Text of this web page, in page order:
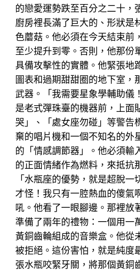
的戀愛運勢跌至百分之二十，
廚房裡長滿了巨大的、形狀是
色蘑菇。他必須在今天結束前
至少提升到零。否則，他那份
具備攻擊性的實體。他緊張地
圖表和過期甜甜圈的地下室，
武器。「我需要星象學輔助儀
是老式彈珠臺的機器前，上面
哭」、「處女座勿碰」等警告
棄的唱片機和一個不知名的外
的「情感調節器」。他必須輸
的正面情緒作為燃料，來抵抗
「水瓶座的優勢，就是超脫
才怪！我只有一腔熱血的傻氣
吼。他看了一眼腳邊。那裡放
準備了兩年的禮物：一個用一
黃銅齒輪組成的音樂盒。他從
被拒絕。這份害怕，就是純度
張水瓶咬緊牙關，將那個黃銅